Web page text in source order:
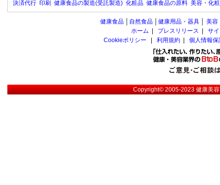
決済代行 印刷 健康食品の製造(受託製造) 化粧品 健康食品の原料 美容・化
健康食品 自然食品 健康用品・器具 美容
ホーム
プレスリリース
サ
Cookieポリシー
利用規約 個人情報
Copyright© 2005-2023健康美